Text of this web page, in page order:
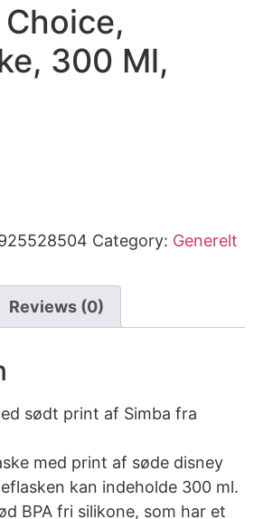
300 Ml,
Category: Generelt
Reviews (0)
sødt print af Simba fra
med print af søde disney
kan indeholde 300 ml.
BPA fri silikone, som har et